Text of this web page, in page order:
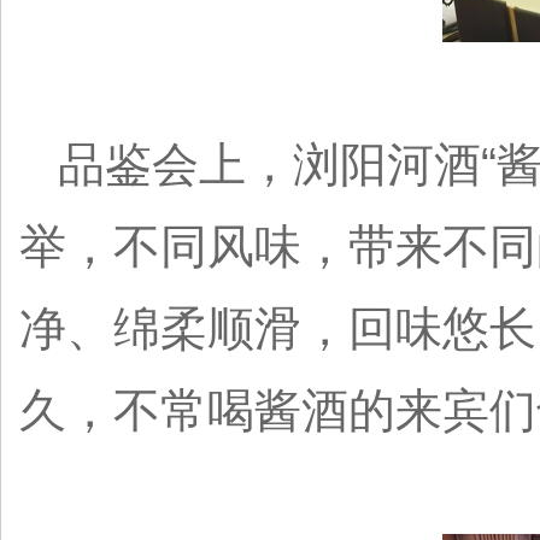
品鉴会上，浏阳河酒“
举，不同风味，带来不
净、绵柔顺滑，回味悠
久，不常喝酱酒的来宾